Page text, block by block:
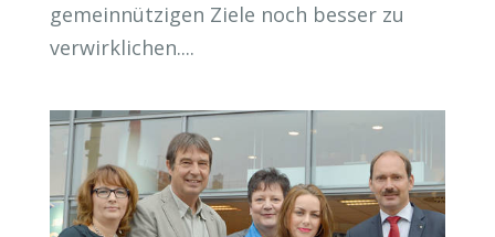
gemeinnützigen Ziele noch besser zu
verwirklichen....